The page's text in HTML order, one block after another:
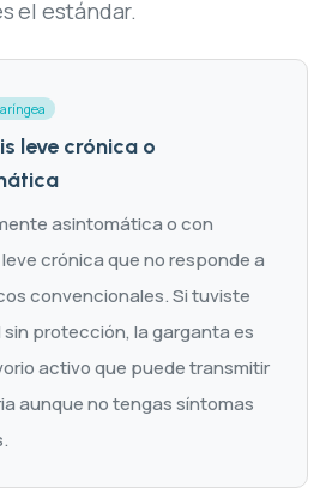
el estándar.
leve crónica o
asintomática o con
crónica que no responde a
convencionales. Si tuviste
sin protección, la garganta es
activo que puede transmitir
aunque no tengas síntomas